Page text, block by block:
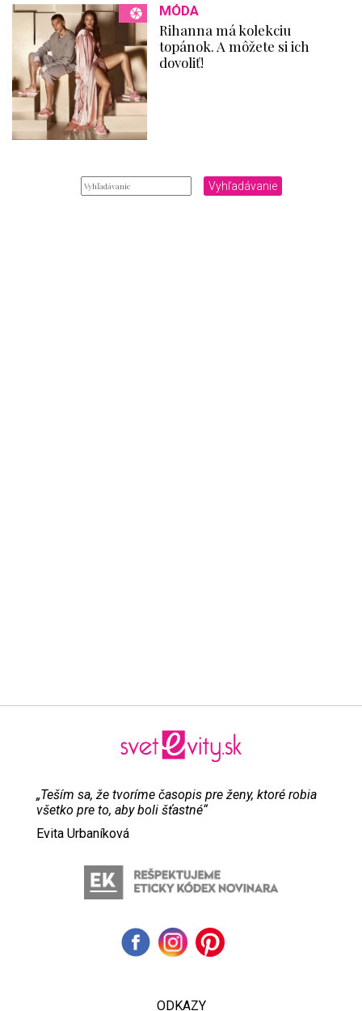
MÓDA
Rihanna má kolekciu
topánok. A môžete si ich
dovoliť!
Vyhľadávanie
„Teším sa, že tvoríme časopis pre ženy, ktoré robia
všetko pre to, aby boli šťastné“
Evita Urbaníková
ODKAZY